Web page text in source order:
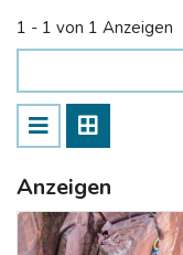
1 - 1 von 1 Anzeigen
Anzeigen